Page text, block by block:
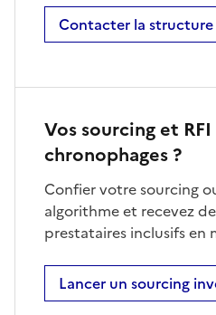
Contacter la structure
Vos sourcing et
chronophages ?
Confier votre sourcing
algorithme et recevez
prestataires inclusifs en
Lancer un sourcing